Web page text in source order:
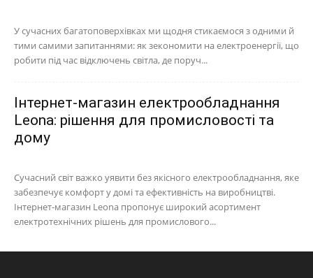
У сучасних багатоповерхівках ми щодня стикаємося з одними й
тими самими запитаннями: як зекономити на електроенергії, що
робити під час відключень світла, де поруч...
Інтернет-магазин електрообладнання
Leona: рішення для промисловості та
дому
Сучасний світ важко уявити без якісного електрообладнання, яке
забезпечує комфорт у домі та ефективність на виробництві.
Інтернет-магазин Leona пропонує широкий асортимент
електротехнічних рішень для промислового...